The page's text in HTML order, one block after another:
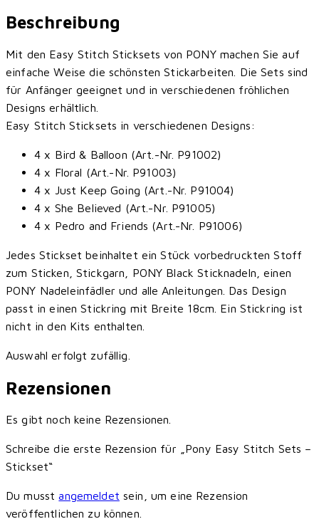
Beschreibung
Mit den Easy Stitch Sticksets von PONY machen Sie auf
einfache Weise die schönsten Stickarbeiten. Die Sets sind
für Anfänger geeignet und in verschiedenen fröhlichen
Designs erhältlich.
Easy Stitch Sticksets in verschiedenen Designs:
4 x Bird & Balloon (Art.-Nr. P91002)
4 x Floral (Art.-Nr. P91003)
4 x Just Keep Going (Art.-Nr. P91004)
4 x She Believed (Art.-Nr. P91005)
4 x Pedro and Friends (Art.-Nr. P91006)
Jedes Stickset beinhaltet ein Stück vorbedruckten Stoff
zum Sticken, Stickgarn, PONY Black Sticknadeln, einen
PONY Nadeleinfädler und alle Anleitungen. Das Design
passt in einen Stickring mit Breite 18cm. Ein Stickring ist
nicht in den Kits enthalten.
Auswahl erfolgt zufällig.
Rezensionen
Es gibt noch keine Rezensionen.
Schreibe die erste Rezension für „Pony Easy Stitch Sets –
Stickset“
Du musstangemeldet sein, um eine Rezension
veröffentlichen zu können.